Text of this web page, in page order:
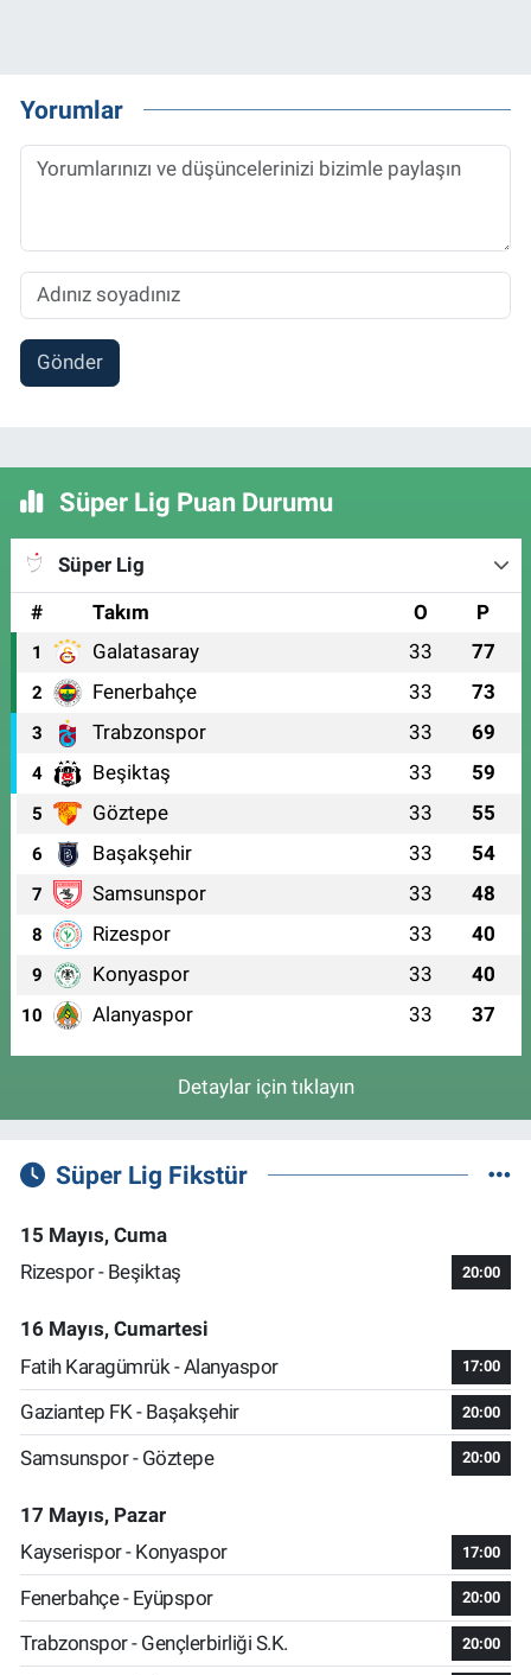
Yorumlar
Gönder
Süper Lig Puan Durumu
Süper Lig
#
Takım O P
1 Galatasaray 33 77
2 Fenerbahçe 33 73
3 Trabzonspor 33 69
4 Beşiktaş 33 59
5 Göztepe 33 55
6 Başakşehir 33 54
7 Samsunspor 33 48
8 Rizespor 33 40
9 Konyaspor 33 40
10 Alanyaspor 33 37
Detaylar için tıklayın
Süper Lig Fikstür
15 Mayıs, Cuma
Rizespor - Beşiktaş
20:00
16 Mayıs, Cumartesi
Fatih Karagümrük - Alanyaspor
17:00
Gaziantep FK - Başakşehir 20:00
Samsunspor - Göztepe 20:00
17 Mayıs, Pazar
Kayserispor - Konyaspor
17:00
Fenerbahçe - Eyüpspor 20:00
Trabzonspor - Gençlerbirliği S.K. 20:00